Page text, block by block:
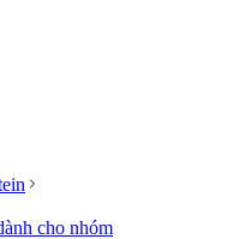
cho nhóm